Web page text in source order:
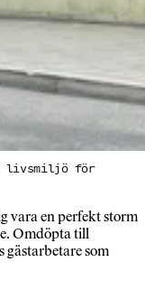
livsmiljö för
vara en perfekt storm
Omdöpta till
gästarbetare som